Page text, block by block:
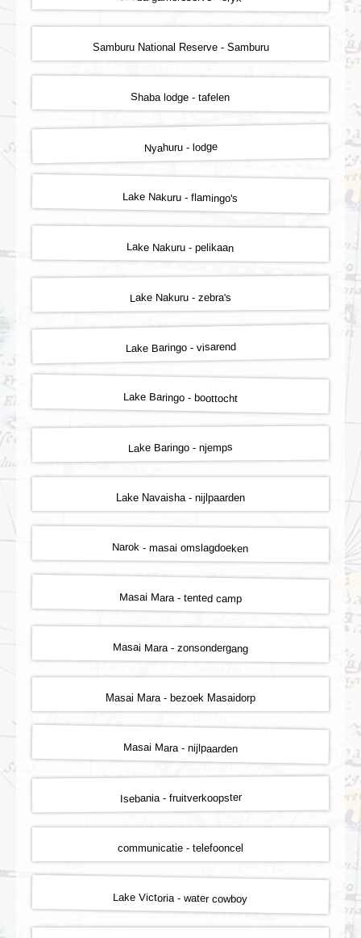
Samburu National Reserve - Samburu
Shaba lodge - tafelen
Nyahuru - lodge
Lake Nakuru - flamingo's
Lake Nakuru - pelikaan
Lake Nakuru - zebra's
Lake Baringo - visarend
Lake Baringo - boottocht
Lake Baringo - njemps
Lake Navaisha - nijlpaarden
Narok - masai omslagdoeken
Masai Mara - tented camp
Masai Mara - zonsondergang
Masai Mara - bezoek Masaidorp
Masai Mara - nijlpaarden
Isebania - fruitverkoopster
communicatie - telefooncel
Lake Victoria - water cowboy